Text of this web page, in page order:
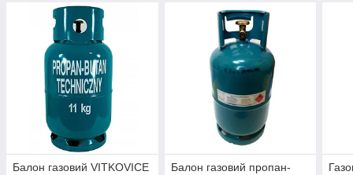
Балон газовий VITKOVICE
Балон газовий пропан-